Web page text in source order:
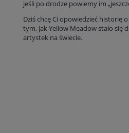
jeśli po drodze powiemy im
Dziś chcę Ci opowiedzieć historię
tym, jak Yellow Meadow stało się
artystek na świecie.